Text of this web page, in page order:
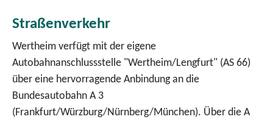
Straßenverkehr
Wertheim verfügt mit der eigene
Autobahnanschlussstelle "Wertheim/Lengfurt" (AS 66)
über eine hervorragende Anbindung an die
Bundesautobahn A 3
(Frankfurt/Würzburg/Nürnberg/München). Über die A